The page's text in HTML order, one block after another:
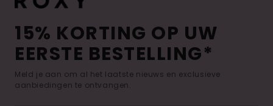
15% KORTING OP UW
EERSTE BESTELLING*
Meld je aan om al het laatste nieuws en exclusieve
aanbiedingen te ontvangen.